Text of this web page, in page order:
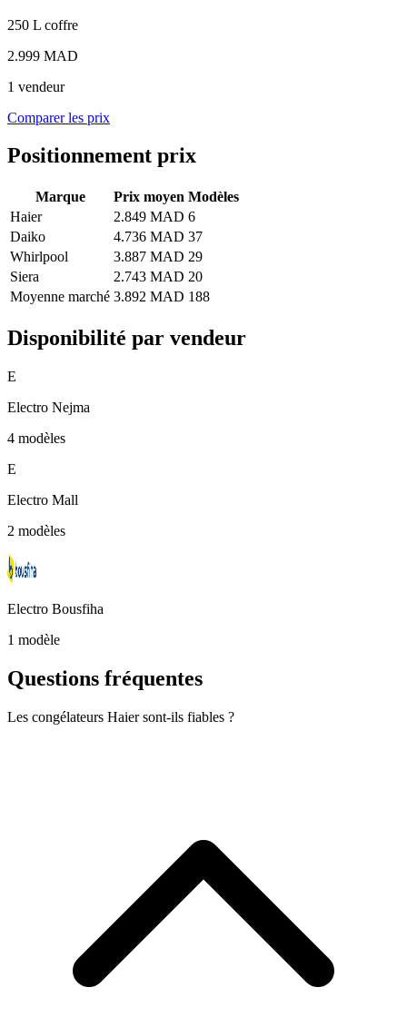
250 L coffre
2.999 MAD
1 vendeur
Comparer les prix
Positionnement prix
Marque Prix moyen Modèles
Haier
2.849 MAD 6
Daiko
4.736 MAD 37
Whirlpool
3.887 MAD 29
Siera
2.743 MAD 20
Moyenne marché 3.892 MAD 188
Disponibilité par vendeur
E
Electro Nejma
4 modèles
E
Electro Mall
2 modèles
Electro Bousfiha
1 modèle
Questions fréquentes
Les congélateurs Haier sont-ils fiables ?